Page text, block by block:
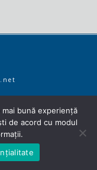
bună experiență
de acord cu modul